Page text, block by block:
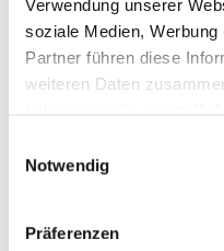
Verwendung unserer
soziale Medien,
Partner führen diese
weiteren Daten
Notwendig
Präferenzen